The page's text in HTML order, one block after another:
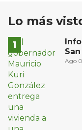
Lo más
Ago